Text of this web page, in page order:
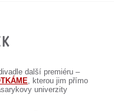
další premiéru –
, kterou jim přímo
univerzity